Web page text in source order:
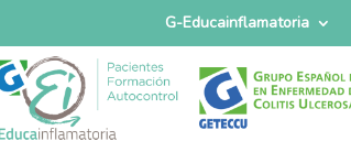
G-Educainflamatoria